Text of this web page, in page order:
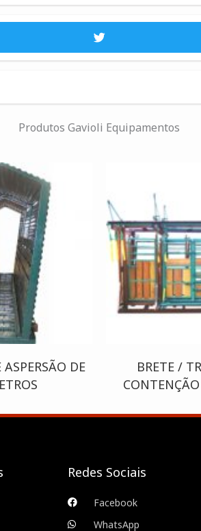
Produtos Gavioli Equipamentos
DE
BRETE /
Redes Sociais
Facebook
WhatsApp